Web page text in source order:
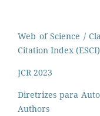
Web of Science /
Citation Index (ESCI)
JCR 2023
Diretrizes para
Authors